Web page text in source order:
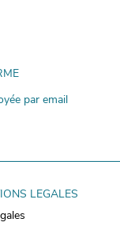
par email
LEGALES